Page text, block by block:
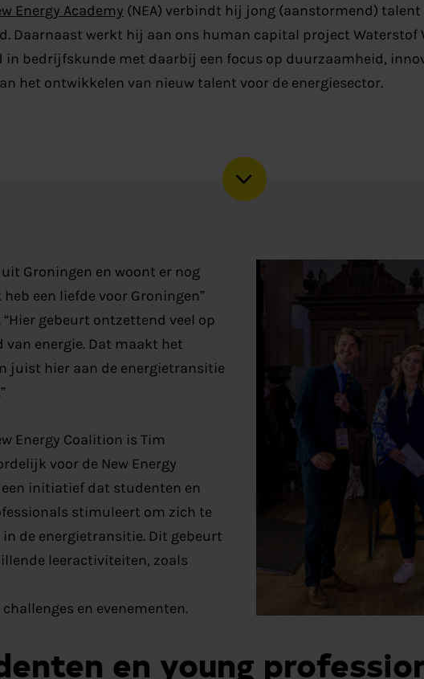
Energy Academy (NEA) verbindt hij jong (aanstormend) talent
. Daarnaast werkt hij aan ons human capital project Waterstof
in bedrijfskunde met daarbij een focus op duurzaamheid,
het ontwikkelen van nieuw talent voor de energiesector.
Groningen en woont er nog
heb een liefde voor Groningen”
gebeurt ontzettend veel op
van energie. Dat maakt het
juist hier aan de energietransitie
Energy Coalition is Tim
voor de New Energy
een initiatief dat studenten en
stimuleert om zich te
in de energietransitie. Dit gebeurt
leeractiviteiten, zoals
challenges en evenementen.
en young